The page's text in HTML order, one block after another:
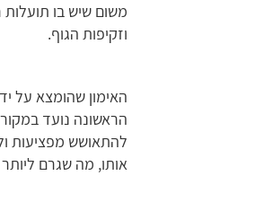
משום שיש בו תועלות
וזקיפות הגוף.
האימון שהומצא על
הראשונה נועד
להתאושש מפציעות
אותו, מה שגרם